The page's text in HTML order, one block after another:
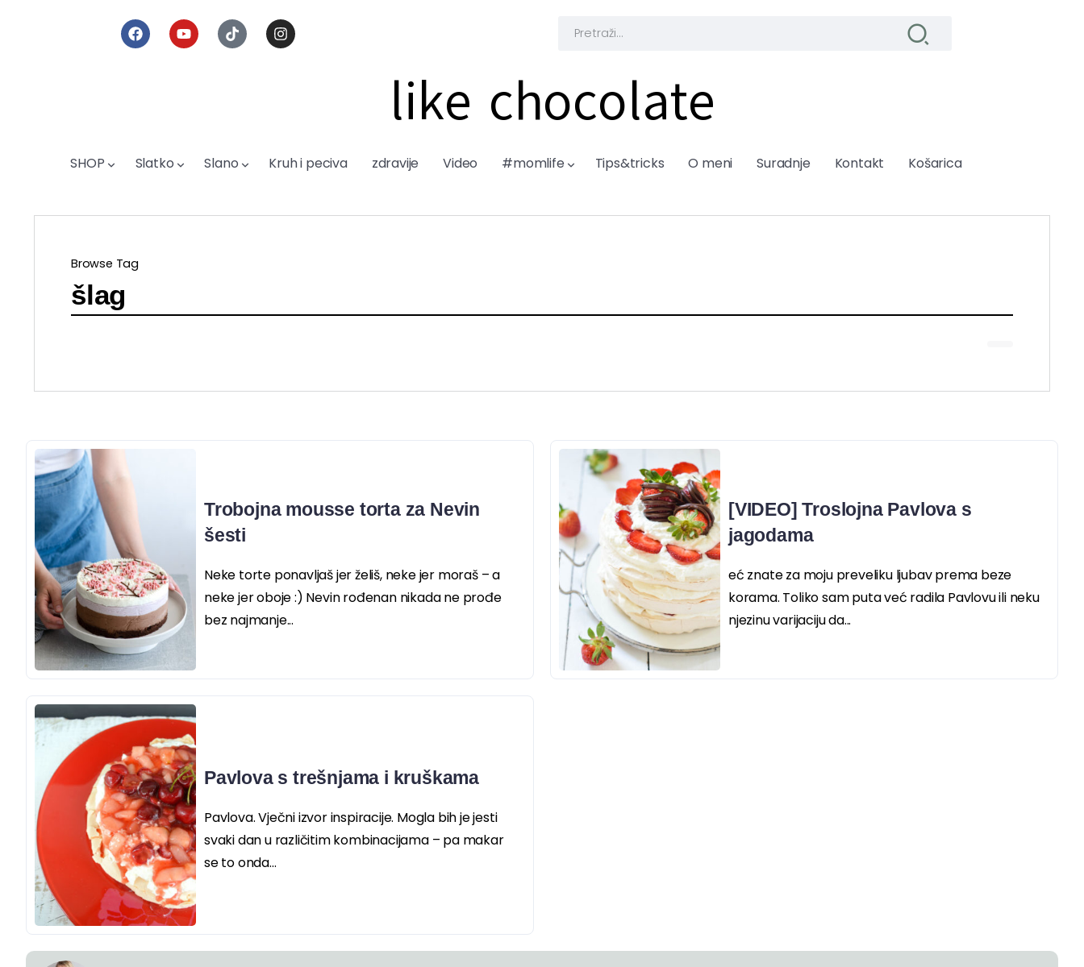
like chocolate
SHOP Slatko Slano Kruh i peciva zdravije Video #momlife Tips&tricks O meni Suradnje Kontakt Košarica
Browse Tag
šlag
Trobojna mousse torta za Nevin
šesti
Neke torte ponavljaš jer želiš, neke jer moraš – a
neke jer oboje :) Nevin rođenan nikada ne prođe
bez najmanje...
[VIDEO] Troslojna Pavlova s
jagodama
eć znate za moju preveliku ljubav prema beze
korama. Toliko sam puta već radila Pavlovu ili neku
njezinu varijaciju da...
Pavlova s trešnjama i kruškama
Pavlova. Vječni izvor inspiracije. Mogla bih je jesti
svaki dan u različitim kombinacijama – pa makar
se to onda...